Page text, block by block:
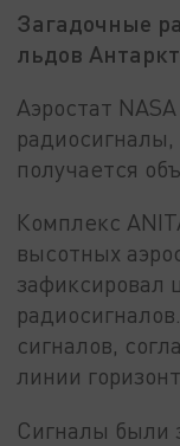
Загадочные
льдов
Аэростат
получается
Комплекс
высотных
зафиксировал
сигналов,
линии
Сигналы были